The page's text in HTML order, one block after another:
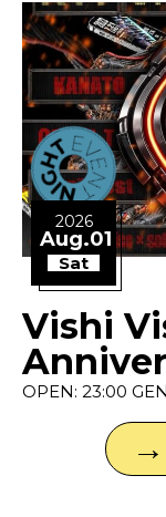
2026
Aug.01
Sat
Vishi
OPEN: 23:00